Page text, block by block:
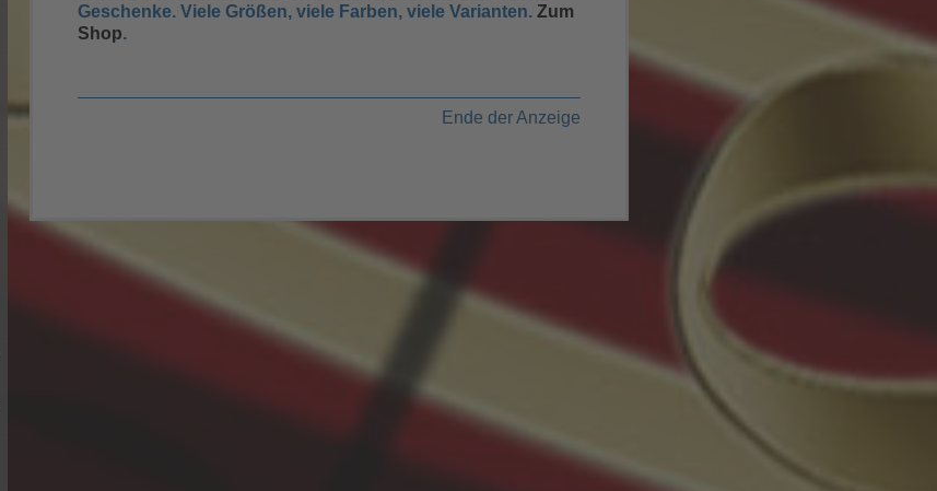
Geschenke. Viele Größen, viele Farben, viele Varianten.Zum
Shop.
Ende der Anzeige